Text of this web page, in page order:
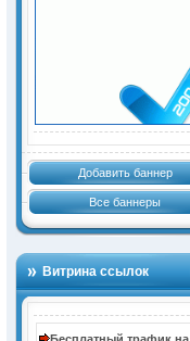
Добавить баннер
Все баннеры
Витрина ссылок